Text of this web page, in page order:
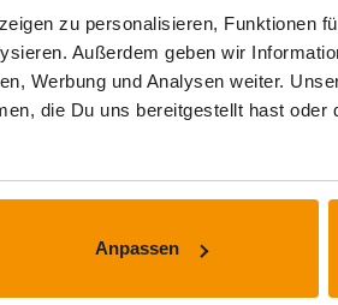
zu personalisieren, Funktionen
Außerdem geben wir
Werbung und Analysen weiter.
die Du uns bereitgestellt hast oder
Anpassen